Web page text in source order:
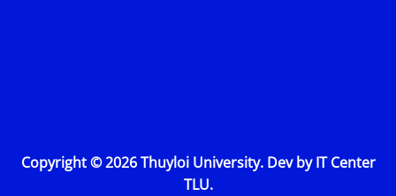
Copyright © 2026 Thuyloi University. Dev by IT Center
TLU.